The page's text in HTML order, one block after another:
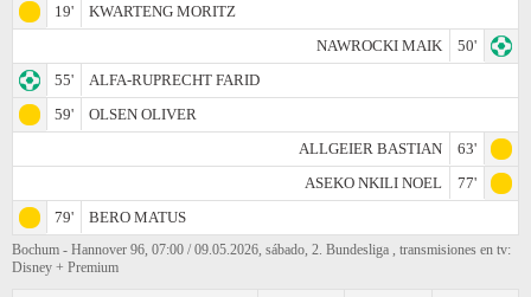
19'
KWARTENG MORITZ
NAWROCKI MAIK
50'
55'
ALFA-RUPRECHT FARID
59'
OLSEN OLIVER
ALLGEIER BASTIAN
63'
ASEKO NKILI NOEL
77'
79'
BERO MATUS
Bochum - Hannover 96, 07:00 / 09.05.2026, sábado, 2. Bundesliga , transmisiones en tv:
Disney + Premium